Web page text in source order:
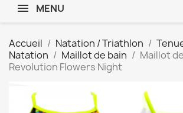
MENU
Accueil Natation / Triathlon
Natation
Maillot de bain
Maillot
Revolution Flowers Night